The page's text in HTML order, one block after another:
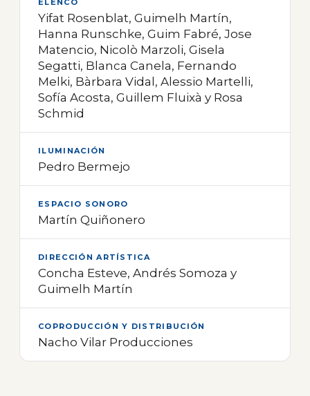
ELENCO
Yifat Rosenblat, Guimelh Martín,
Hanna Runschke, Guim Fabré, Jose
Matencio, Nicolò Marzoli, Gisela
Segatti, Blanca Canela, Fernando
Melki, Bàrbara Vidal, Alessio Martelli,
Sofía Acosta, Guillem Fluixà y Rosa
Schmid
ILUMINACIÓN
Pedro Bermejo
ESPACIO SONORO
Martín Quiñonero
DIRECCIÓN ARTÍSTICA
Concha Esteve, Andrés Somoza y
Guimelh Martín
COPRODUCCIÓN Y DISTRIBUCIÓN
Nacho Vilar Producciones